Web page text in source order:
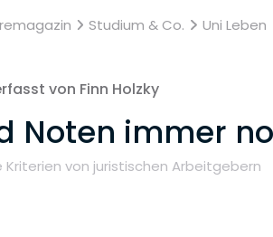
Studium & Co. Uni Leben
von Finn Holzky
Noten immer
Kriterien von juristischen Arbeitgebern